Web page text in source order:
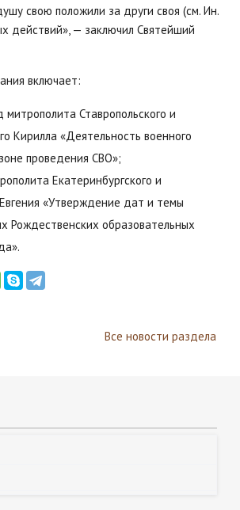
свою положили за други своя (см. Ин.
действий», — заключил Святейший
включает:
Ставропольского и
Кирилла «Деятельность военного
проведения СВО»;
Екатеринбургского и
«Утверждение дат и темы
Рождественских образовательных
Все новости раздела